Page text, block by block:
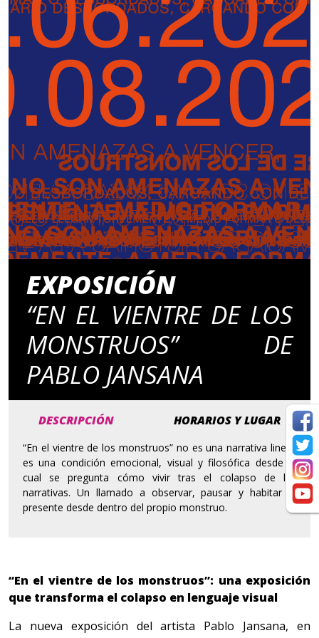
EXPOSICIÓN
“EN EL VIENTRE DE LOS
MONSTRUOS” DE
PABLO JANSANA
DESCRIPCIÓN HORARIOS Y LUGAR
“En el vientre de los monstruos” no es una narrativa lineal:
es una condición emocional, visual y filosófica desde la
cual se pregunta cómo vivir tras el colapso de las
narrativas. Un llamado a observar, pausar y habitar el
presente desde dentro del propio monstruo.
“En el vientre de los monstruos”: una exposición
que transforma el colapso en lenguaje visual
La nueva exposición del artista Pablo Jansana, en